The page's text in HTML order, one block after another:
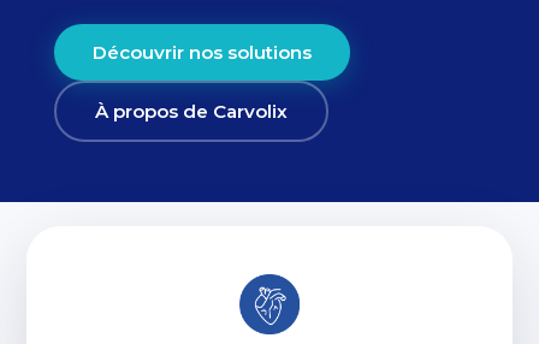
Découvrir nos solutions
À propos de Carvolix